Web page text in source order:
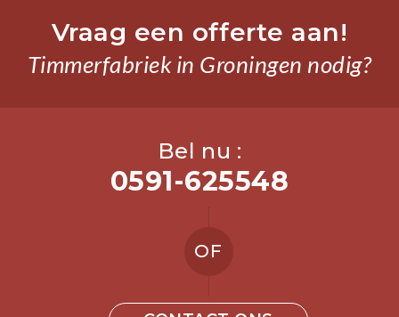
Vraag een offerte aan!
Timmerfabriek in Groningen nodig?
Bel nu :
0591-625548
OF